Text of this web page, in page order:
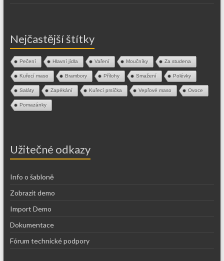
Nejčastější štítky
Pečení Hlavní jídla Vaření Moučníky Za studena
Kuřecí maso Brambory Přílohy Smažení Polévky
Saláty Zapékání Kuřecí prsíčka Vepřové maso Ovoce
Pomazánky
Užitečné odkazy
Info o šabloně
Zobrazit demo
Import Demo
Dokumentace
Fórum technické podpory